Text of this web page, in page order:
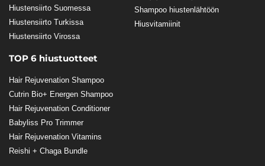
Hiustensiirto Suomessa
Hiustensiirto Turkissa
Hiustensiirto Virossa
Shampoo hiustenlähtöön
Hiusvitamiinit
TOP 6 hiustuotteet
Hair Rejuvenation Shampoo
Cutrin Bio+ Energen Shampoo
Hair Rejuvenation Conditioner
Babyliss Pro Trimmer
Hair Rejuvenation Vitamins
Reishi + Chaga Bundle